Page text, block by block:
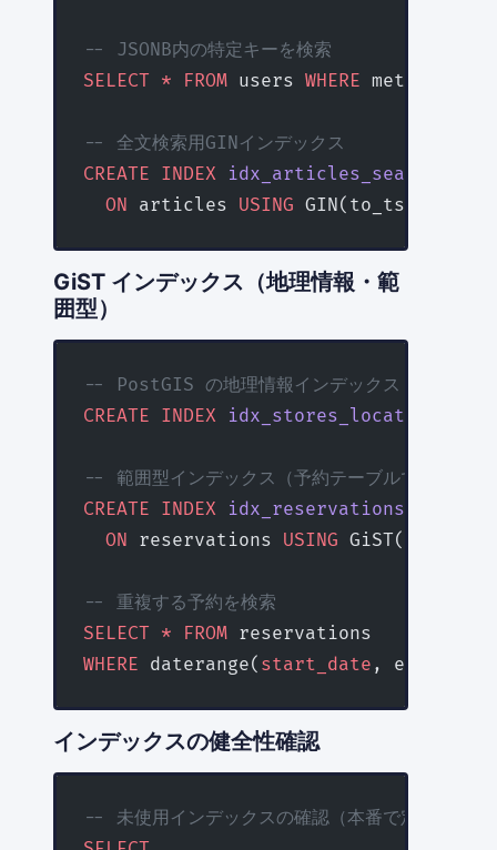
-- JSONB内の特定キーを検索
SELECT * FROM users WHERE metadata @
-- 全文検索用GINインデックス
CREATE INDEX idx_articles_search
  ON
articles USING GIN(to_tsvector(
GiST インデックス（地理情報・範
囲型）
-- PostGIS の地理情報インデックス
CREATE INDEX idx_stores_location
-- 範囲型インデックス（予約テーブルで重複チェ
CREATE INDEX idx_reservations_period
  ON
reservations USING
-- 重複する予約を検索
SELECT * FROM reservations
WHERE daterange( start_date ,
インデックスの健全性確認
-- 未使用インデックスの確認（本番で定期的にチ